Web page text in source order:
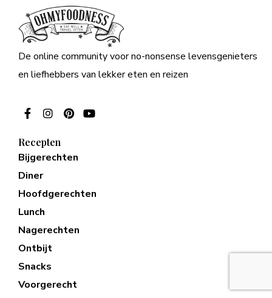
De online community voor no-nonsense levensgenieters
en liefhebbers van lekker eten en reizen
Recepten
Bijgerechten
Diner
Hoofdgerechten
Lunch
Nagerechten
Ontbijt
Snacks
Voorgerecht